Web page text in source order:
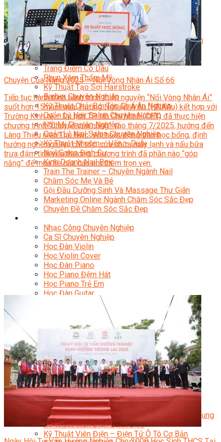
Sắc Đẹp
Kỹ Thuật Viên Spa
Quản Lý Spa
Khởi Sự Kinh Doanh Spa và Salon
Kinh Doanh Chuỗi và Nhượng Quyền Spa, Salon
Chăm Sóc Và Điều Trị Da
Chuyên Viên Trang Điểm
Trang Điểm Cô Dâu
Phun Xăm Thẩm Mỹ
Kỹ Thuật Tạo Sợi Hairstroke
Barber Chuyên Nghiệp
Kỹ Thuật Chải Bới Tóc Chuyên Nghiệp
Quản Lý Hair Salon Chuyên Nghiệp
Nối Mi Chuyên Nghiệp
Quản Lý Nail Salon Chuyên Nghiệp
Kỹ Thuật Nhuộm – Uốn – Duỗi
Nail Salon Định Cư
Kinh Doanh Nail Box
Train The Trainer – Chuyên Ngành Nail
Chăm Sóc Mẹ Và Bé
Gội Đầu Dưỡng Sinh Và Massage Thư Giãn
Marketing Online Ngành Chăm Sóc Sắc Đẹp
Chuyên Đề Chăm Sóc Sắc Đẹp
Nhạc Công Chuyên Nghiệp
Ca Sĩ Chuyên Nghiệp
Học Đàn Violin
Học Violin Cover
Học Đàn Piano
Học Piano Đệm Hát
Học Piano Trẻ Em
Học Đàn Guitar
Học Guitar Đệm Hát
Học Electric Guitar (Guitar Điện)
Học Electric Guitar Cover
Học Keyboard
Học Đánh Trống Jazz
Học Thanh Nhạc
Học Thanh Nhạc Trẻ Em
Học Hát Hay Như Thần Tượng
Học K-POP Dance
Học Nhảy Hiện Đại
Chuyên Đề Tiktok Dance
Kỹ Thuật – Công Nghệ
Kỹ Thuật Viên Điện – Nước – Điện Lạnh Dân Dụng
Kỹ Thuật Viên Điện Lạnh Ô Tô
Kỹ Thuật Viên Điện – Điện Tử Ô Tô Cơ Bản
Chuyện Của Nắng 2025 – Nối Vòng Nhân Ái Số 66
Tiếp tục hành trình hành trình thiện nguyện “Nối Vòng Nhân Ái”
suốt hơn 15 năm qua, Hướng Nghiệp Á Âu (HNAAu) kết hợp với
Trường Kinh tế – Du lịch TP. Hồ Chí Minh (CET) đã thực hiện
chương trình “Chuyện của nắng” vào tháng 7/2025, hướng đến
Làng Thiếu niên Thủ Đức. Với hoạt động trao học bổng, định
hướng nghề nghiệp, cắt tóc, sửa chữa máy lạnh và nấu bữa
trưa đậm tình yêu thương, chương trình đã phần nào “góp
nắng” để mùa hè của các em thêm trọn vẹn.